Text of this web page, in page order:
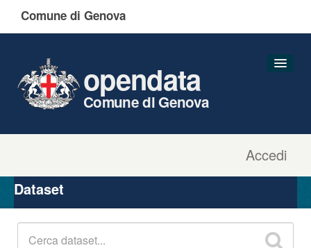
Comune di Genova
Accedi
opendata
Comune di Genova
Organizzazioni
Gruppi
Dataset